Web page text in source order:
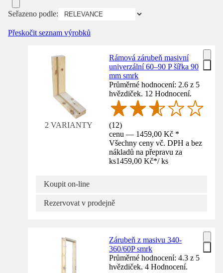
Seřazeno podle:
Přeskočit seznam výrobků
2 VARIANTY
Rámová zárubeň masivní
univerzální 60–90 P šířka 90
mm smrk
Průměrné hodnocení: 2.6 z 5
hvězdiček. 12 Hodnocení.
(12)
cenu — 1459,00 Kč *
Všechny ceny vč. DPH a bez
nákladů na přepravu za
ks1459,00 Kč*/ ks
Koupit on-line
Rezervovat v prodejně
Zárubeň z masivu 340-
360/60P smrk
Průměrné hodnocení: 4.3 z 5
hvězdiček. 4 Hodnocení.